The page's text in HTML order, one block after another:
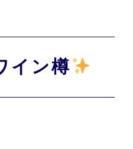
イン樽